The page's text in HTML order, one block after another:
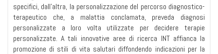
specifici, dall’altra, la personalizzazione del percorso diagnostico-
terapeutico che, a malattia conclamata, preveda diagnosi
personalizzate a loro volta utilizzate per decidere terapie
personalizzate. A tali innovative aree di ricerca INT affianca la
promozione di stili di vita salutari diffondendo indicazioni per la